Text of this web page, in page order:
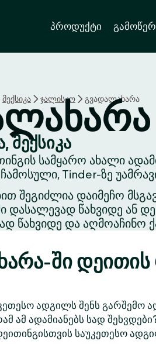
პროდუქტი
მექსიკა ჯალისკო გვადალახარა
მექსიკა
სამყარო ახალი
Tinder-ზე
შეგიძლია დაიმეჩო
წახვიდე ან
წახვიდე და აღმოაჩინო
ში დეითის
ადგილს შენს გარშემო
ამ ადამიანებს სად
საუკეთესო